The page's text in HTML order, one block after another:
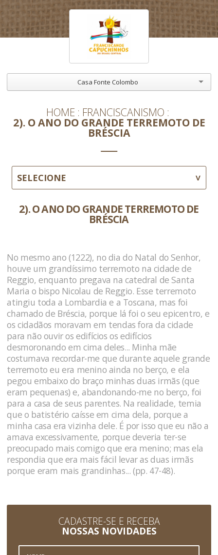
Casa Fonte Colombo
HOME FRANCISCANISMO
2). O ANO DO GRANDE TERREMOTO DE
BRÉSCIA
SELECIONE
2). O ANO DO GRANDE TERREMOTO DE
BRÉSCIA
No mesmo ano (1222), no dia do Natal do Senhor,
houve um grandíssimo terremoto na cidade de
Reggio, enquanto pregava na catedral de Santa
Maria o bispo Nicolau de Reggio. Esse terremoto
atingiu toda a Lombardia e a Toscana, mas foi
chamado de Bréscia, porque lá foi o seu epicentro, e
os cidadãos moravam em tendas fora da cidade
para não ouvir os edifícios os edifícios
desmoronando em cima deles... Minha mãe
costumava recordar-me que durante aquele grande
terremoto eu era menino ainda no berço, e ela
pegou embaixo do braço minhas duas irmãs (que
eram pequenas) e, abandonando-me no berço, foi
para a casa de seus parentes. Na realidade, temia
que o batistério caísse em cima dela, porque a
minha casa era vizinha dele. É por isso que eu não a
amava excessivamente, porque deveria ter-se
preocupado mais comigo que era menino; mas ela
respondia que era mais fácil levar as duas irmãs
porque eram mais grandinhas... (pp. 47-48).
CADASTRE-SE E RECEBA
NOSSAS NOVIDADES